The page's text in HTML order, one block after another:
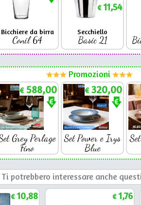
Bicchiere da birra
Conil 64
€11,54
Secchiello
Basic 21
Promozioni
€588,00
Grey Perlage
Fino
€320,00
Set Power e Irys
Blue
Ti potrebbero interessare anche
€10,88 €1,76